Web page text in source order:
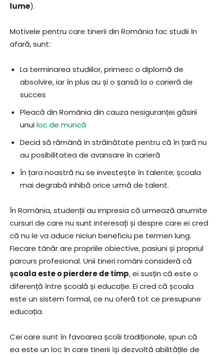
lume).
Motivele pentru care tinerii din România fac studii în
afară, sunt:
La terminarea studiilor, primesc o diplomă de
absolvire, iar în plus au și o șansă la o carieră de
succes
Pleacă din România din cauza nesiguranței găsirii
unuiloc de muncă
Decid să rămână în străinătate pentru că în țară nu
au posibilitatea de avansare în carieră
În țara noastră nu se investește în talente; școala
mai degrabă inhibă orice urmă de talent.
În România, studenții au impresia că urmează anumite
cursuri de care nu sunt interesați și despre care ei cred
că nu le va aduce niciun beneficiu pe termen lung.
Fiecare tânăr are propriile obiective, pasiuni și propriul
parcurs profesional. Unii tineri români consideră că
școala este o pierdere de timp, ei susțin că este o
diferență între școală și educație. Ei cred că școala
este un sistem formal, ce nu oferă tot ce presupune
educația.
Cei care sunt în favoarea școlii tradiționale, spun că
ea este un loc în care tinerii își dezvoltă abilitățile de